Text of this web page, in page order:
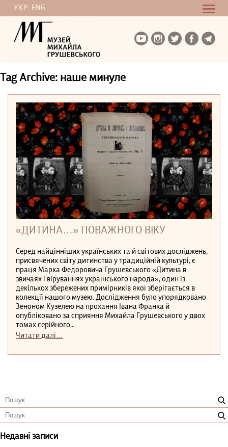
УКР ENG
Tag Archive: наше минуле
«ДИТИНА…» ПОВАЖНОГО ВІКУ
Серед найцінніших українських та й світових досліджень,
присвячених світу дитинства у традиційній культурі, є
праця Марка Федоровича Грушевського «Дитина в
звичаях і віруваннях українського народа», один із
декількох збережених примірників якої зберігається в
колекції нашого музею. Дослідження було упорядковано
Зеноном Кузелею на прохання Івана Франка й
опубліковано за сприяння Михайла Грушевського у двох
томах серійного...
Читати далі…
Недавні записи